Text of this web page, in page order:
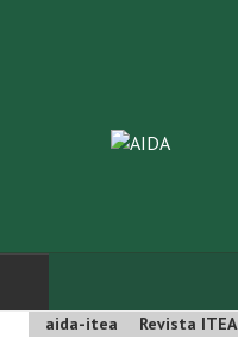
INICIO
aida-itea Revista ITEA